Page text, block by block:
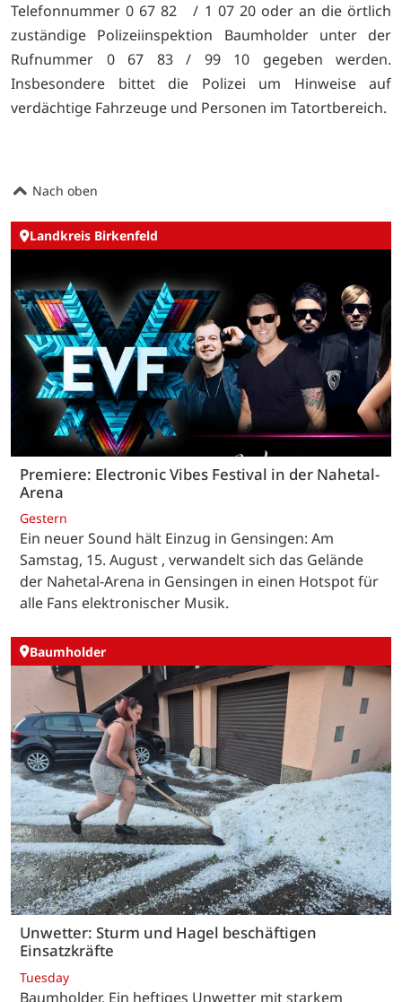
Telefonnummer 0 67 82 / 1 07 20 oder an die örtlich
zuständige Polizeiinspektion Baumholder unter der
Rufnummer 0 67 83 / 99 10 gegeben werden.
Insbesondere bittet die Polizei um Hinweise auf
verdächtige Fahrzeuge und Personen im Tatortbereich.
Nach oben
Landkreis Birkenfeld
Premiere: Electronic Vibes Festival in der Nahetal-
Arena
Gestern
Ein neuer Sound hält Einzug in Gensingen: Am
Samstag, 15. August , verwandelt sich das Gelände
der Nahetal-Arena in Gensingen in einen Hotspot für
alle Fans elektronischer Musik.
Baumholder
Unwetter: Sturm und Hagel beschäftigen
Einsatzkräfte
Tuesday
Baumholder. Ein heftiges Unwetter mit starkem